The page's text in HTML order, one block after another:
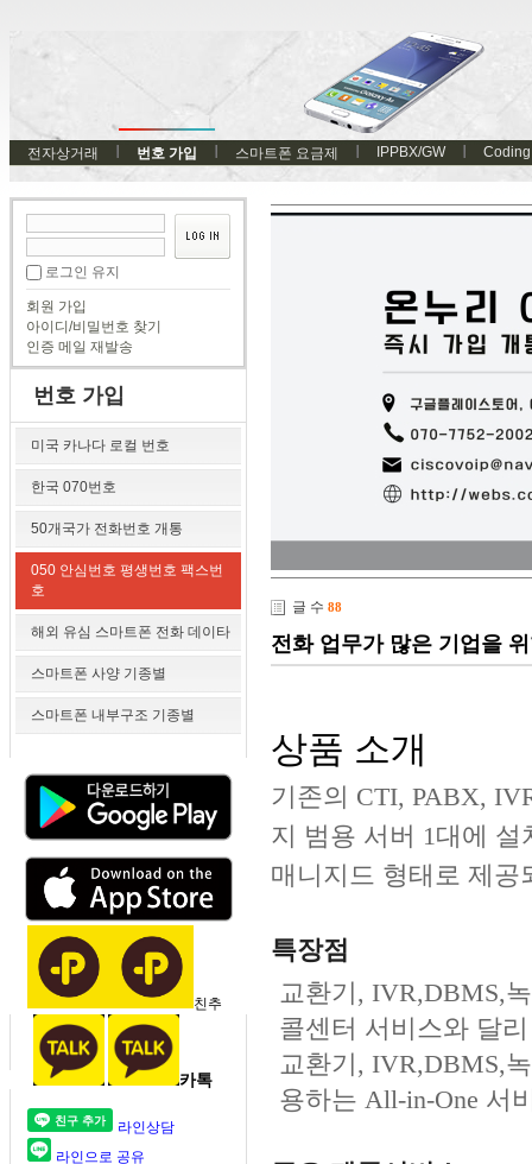
전자상거래 번호 가입 스마트폰 요금제 IPPBX/GW Coding
로그인 유지
회원 가입
아이디/비밀번호 찾기
인증 메일 재발송
번호 가입
미국 카나다 로컬 번호
한국 070번호
50개국가 전화번호 개통
050 안심번호 평생번호 팩스번
호
해외 유심 스마트폰 전화 데이타
스마트폰 사양 기종별
스마트폰 내부구조 기종별
친추
카톡
라인상담
라인으로 공유
글 수 88
전화 업무가 많은 기업을
상품 소개
기존의 CTI, PABX,
지 범용 서버 1대에 설
매니지드 형태로 제공
특장점
교환기, IVR,DBMS,
콜센터 서비스와 달리
교환기, IVR,DBMS,
용하는 All-in-One 서